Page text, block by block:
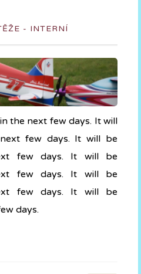
- INTERNÍ
the next few days. It will
few days. It will be
few days. It will be
few days. It will be
few days. It will be
days.